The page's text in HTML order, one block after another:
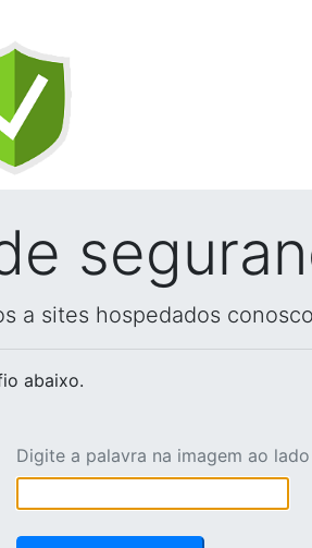
a sites hospedados
abaixo.
Digite a palavra na imagem ao